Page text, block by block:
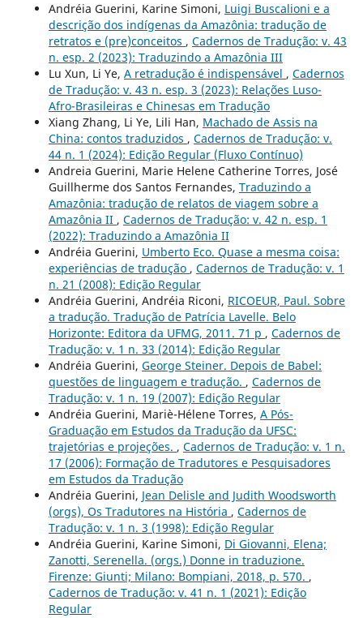
Andréia Guerini, Karine Simoni, Luigi Buscalioni e a
descrição dos indígenas da Amazônia: tradução de
retratos e (pre)conceitos , Cadernos de Tradução: v. 43
n. esp. 2 (2023): Traduzindo a Amazônia III
Lu Xun, Li Ye, A retradução é indispensável , Cadernos
de Tradução: v. 43 n. esp. 3 (2023): Relações Luso-
Afro-Brasileiras e Chinesas em Tradução
Xiang Zhang, Li Ye, Lili Han, Machado de Assis na
China: contos traduzidos , Cadernos de Tradução: v.
44 n. 1 (2024): Edição Regular (Fluxo Contínuo)
Andreia Guerini, Marie Helene Catherine Torres, José
Guillherme dos Santos Fernandes, Traduzindo a
Amazônia: tradução de relatos de viagem sobre a
Amazônia II , Cadernos de Tradução: v. 42 n. esp. 1
(2022): Traduzindo a Amazônia II
Andréia Guerini, Umberto Eco. Quase a mesma coisa:
experiências de tradução , Cadernos de Tradução: v. 1
n. 21 (2008): Edição Regular
Andréia Guerini, Andréia Riconi, RICOEUR, Paul. Sobre
a tradução. Tradução de Patrícia Lavelle. Belo
Horizonte: Editora da UFMG, 2011. 71 p , Cadernos de
Tradução: v. 1 n. 33 (2014): Edição Regular
Andréia Guerini, George Steiner. Depois de Babel:
questões de linguagem e tradução. , Cadernos de
Tradução: v. 1 n. 19 (2007): Edição Regular
Andréia Guerini, Mariè-Hélene Torres, A Pós-
Graduação em Estudos da Tradução da UFSC:
trajetórias e projeções. , Cadernos de Tradução: v. 1 n.
17 (2006): Formação de Tradutores e Pesquisadores
em Estudos da Tradução
Andréia Guerini, Jean Delisle and Judith Woodsworth
(orgs), Os Tradutores na História , Cadernos de
Tradução: v. 1 n. 3 (1998): Edição Regular
Andréia Guerini, Karine Simoni, Di Giovanni, Elena;
Zanotti, Serenella. (orgs.) Donne in traduzione.
Firenze: Giunti; Milano: Bompiani, 2018, p. 570. ,
Cadernos de Tradução: v. 41 n. 1 (2021): Edição
Regular